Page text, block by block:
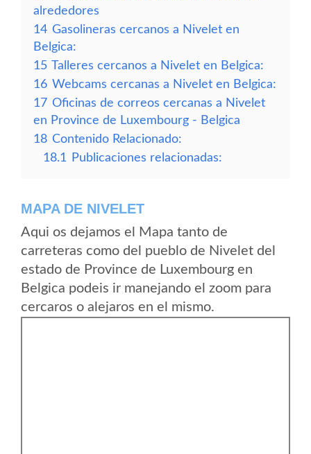
alrededores
14 Gasolineras cercanos a Nivelet en
Belgica:
15 Talleres cercanos a Nivelet en Belgica:
16 Webcams cercanas a Nivelet en Belgica:
17 Oficinas de correos cercanas a Nivelet
en Province de Luxembourg - Belgica
18 Contenido Relacionado:
18.1
Publicaciones relacionadas:
MAPA DE NIVELET
Aqui os dejamos el Mapa tanto de
carreteras como del pueblo de Nivelet del
estado de Province de Luxembourg en
Belgica podeis ir manejando el zoom para
cercaros o alejaros en el mismo.